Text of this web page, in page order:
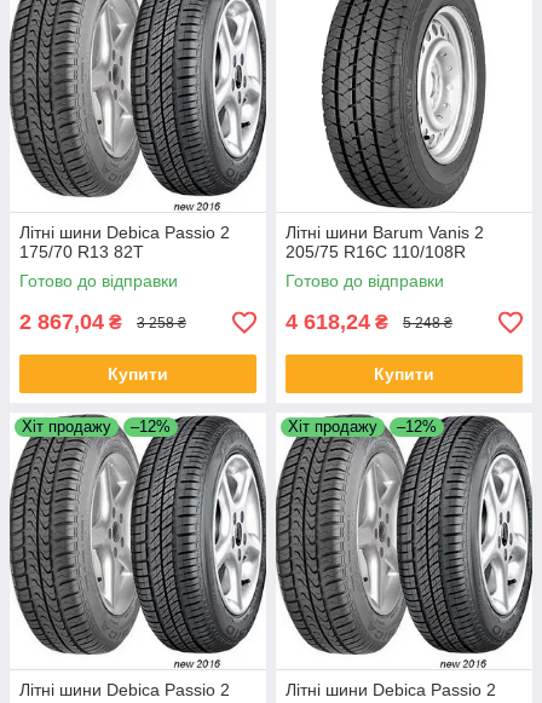
Літні шини Debica Passio 2
175/70 R13 82T
Готово до відправки
2 867,04 ₴ 3 258 ₴
Купити
Літні шини Barum Vanis 2
205/75 R16C 110/108R
Готово до відправки
4 618,24 ₴ 5 248 ₴
Купити
Хіт продажу –12%
Літні шини Debica Passio 2
Хіт продажу –12%
Літні шини Debica Passio 2